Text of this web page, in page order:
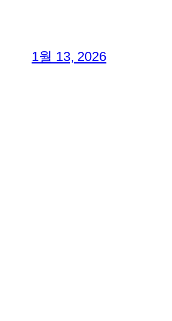
1월 13, 2026